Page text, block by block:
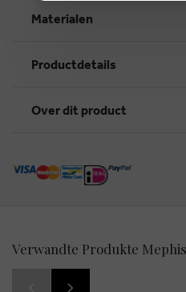
Materialen
Productdetails
Over dit product
Verwandte Produkte